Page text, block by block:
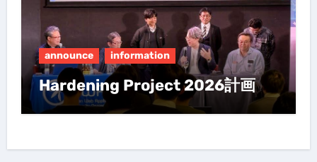
announce information
Hardening Project 2026計画